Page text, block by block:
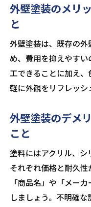
外壁塗装のメリ
と
外壁塗装は、既存の
め、費用を抑えやす
工できることに加え
軽に外観をリフレッシ
外壁塗装のデメ
こと
塗料にはアクリル、シ
それぞれ価格と耐久
「商品名」や「メー
しましょう。不明確